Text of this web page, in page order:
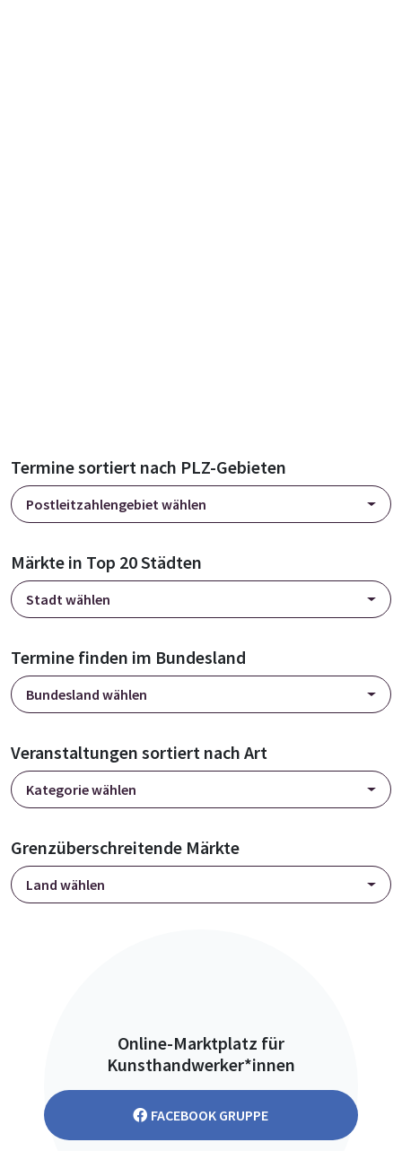
Termine sortiert nach PLZ-Gebieten
Postleitzahlengebiet wählen
Märkte in Top 20 Städten
Stadt wählen
Termine finden im Bundesland
Bundesland wählen
Veranstaltungen sortiert nach Art
Kategorie wählen
Grenzüberschreitende Märkte
Land wählen
Online-Marktplatz für
Kunsthandwerker*innen
FACEBOOK GRUPPE